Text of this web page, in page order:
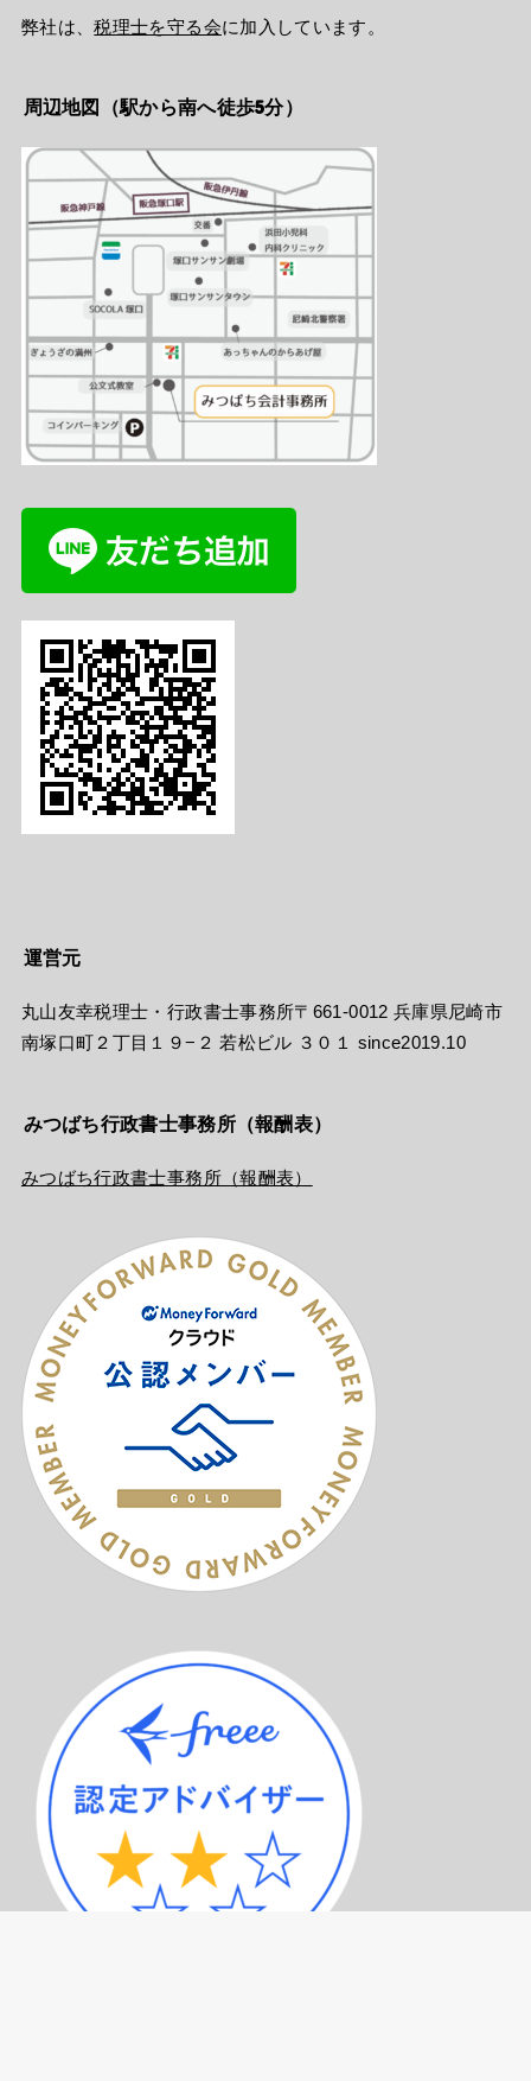
弊社は、税理士を守る会に加入しています。
周辺地図（駅から南へ徒歩5分）
運営元
丸山友幸税理士・行政書士事務所〒661-0012 兵庫県尼崎市
南塚口町２丁目１９−２ 若松ビル ３０１ since2019.10
みつばち行政書士事務所（報酬表）
みつばち行政書士事務所（報酬表）